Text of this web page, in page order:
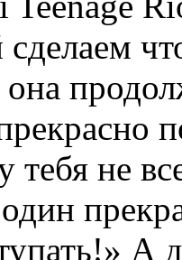
она
тебя не
А